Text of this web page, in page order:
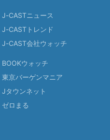
J-CASTニュース
J-CASTトレンド
J-CAST会社ウォッチ
BOOKウォッチ
東京バーゲンマニア
Jタウンネット
ゼロまる